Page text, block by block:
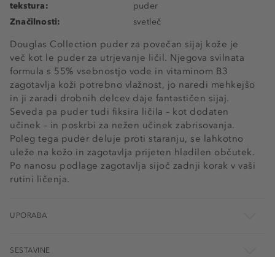
Douglas Collection puder za povečan sijaj kože je
več kot le puder za utrjevanje ličil. Njegova svilnata
formula s 55% vsebnostjo vode in vitaminom B3
zagotavlja koži potrebno vlažnost, jo naredi mehkejšo
in ji zaradi drobnih delcev daje fantastičen sijaj.
Seveda pa puder tudi fiksira ličila – kot dodaten
učinek – in poskrbi za nežen učinek zabrisovanja.
Poleg tega puder deluje proti staranju, se lahkotno
uleže na kožo in zagotavlja prijeten hladilen občutek.
Po nanosu podlage zagotavlja sijoč zadnji korak v vaši
rutini ličenja.
tekstura:
puder
Značilnosti:
svetleč
UPORABA
SESTAVINE